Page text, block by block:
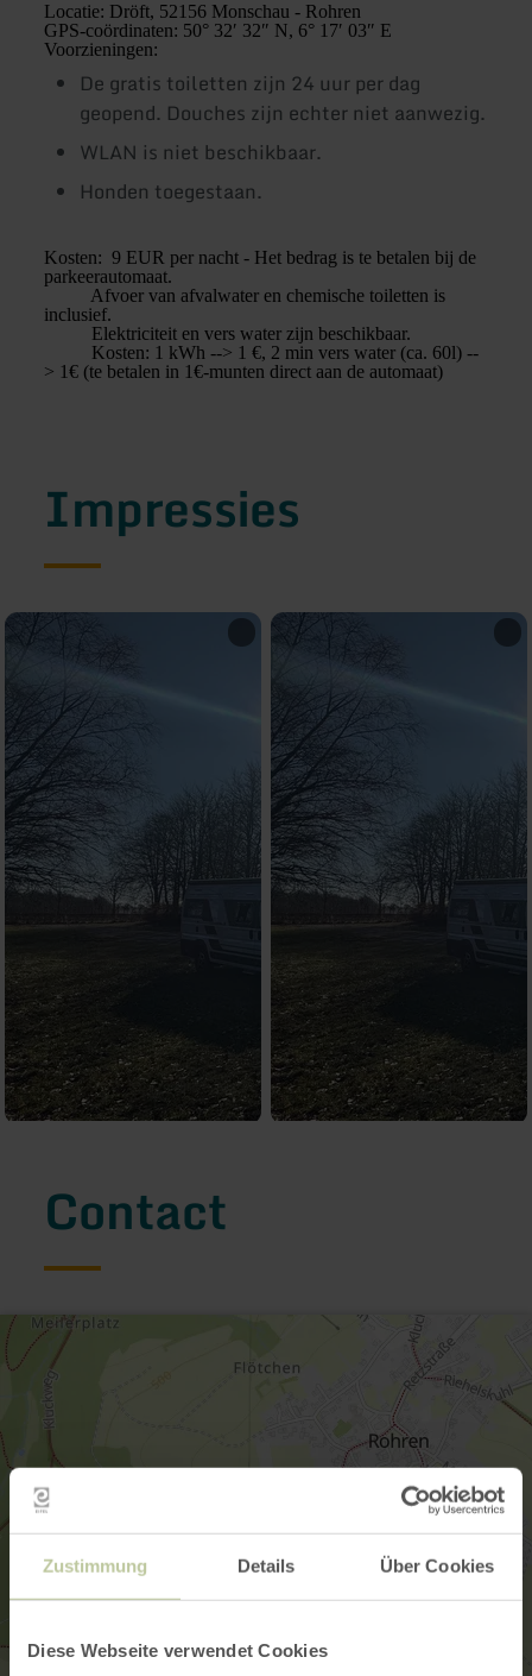
Zustimmung Details Über Cookies
Diese Webseite verwendet Cookies
Locatie: Dröft, 52156 Monschau - Rohren
GPS-coördinaten: 50° 32′ 32″ N, 6° 17′ 03″ E
Voorzieningen:
De gratis toiletten zijn 24 uur per dag
geopend. Douches zijn echter niet aanwezig.
WLAN is niet beschikbaar.
Honden toegestaan.
Kosten: 9 EUR per nacht - Het bedrag is te betalen bij de
parkeerautomaat.
Afvoer van afvalwater en chemische toiletten is
inclusief.
Elektriciteit en vers water zijn beschikbaar.
Kosten: 1 kWh --> 1 €, 2 min vers water (ca. 60l) --
> 1€ (te betalen in 1€-munten direct aan de automaat)
Impressies
Contact